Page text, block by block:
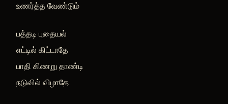
உணர்த்த வேண்டும்
பத்தடி புதையல்
எட்டில் கிட்டாதே
பாதி கிணறு தாண்டி
நடுவில் விழாதே